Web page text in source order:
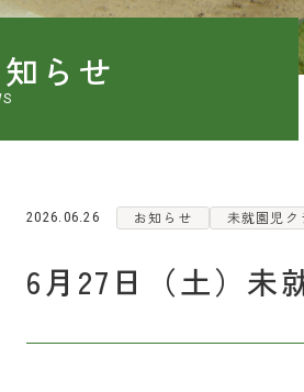
らせ
2026.06.26 お知らせ 未就園児ク
6月27日（土）未